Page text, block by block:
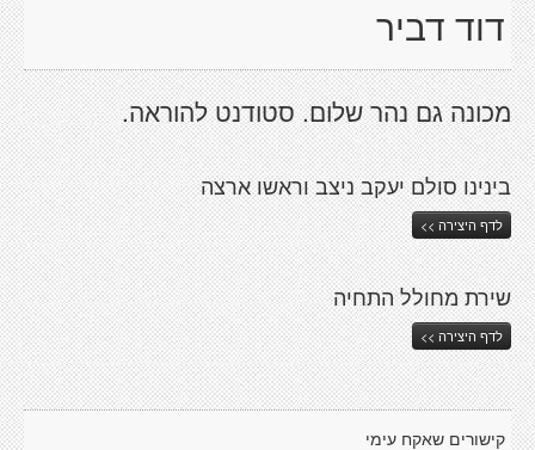
דוד דביר
מכונה גם נהר שלום. סטודנט להוראה.
בינינו סולם יעקב ניצב וראשו ארצה
לדף היצירה >>
שירת מחולל התחיה
לדף היצירה >>
קישורים שאקח עימי